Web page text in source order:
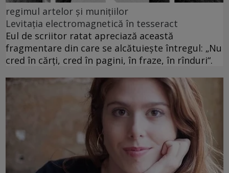
regimul artelor și munițiilor
Levitația electromagnetică în tesseract
Eul de scriitor ratat apreciază această
fragmentare din care se alcătuiește întregul: „Nu
cred în cărți, cred în pagini, în fraze, în rînduri“.